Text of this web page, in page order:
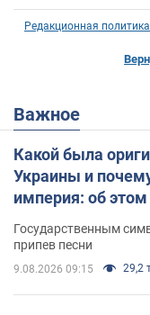
Редакционная политика
Важное
Какой была
Украины и
империя: об
Государственным
припев песни
9.08.2026 09:15 29,2